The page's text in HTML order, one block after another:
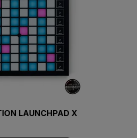
LAUNCHPAD X